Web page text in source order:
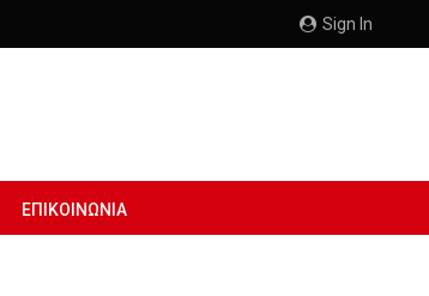
Sign In
ΕΠΙΚΟΙΝΩΝΙΑ